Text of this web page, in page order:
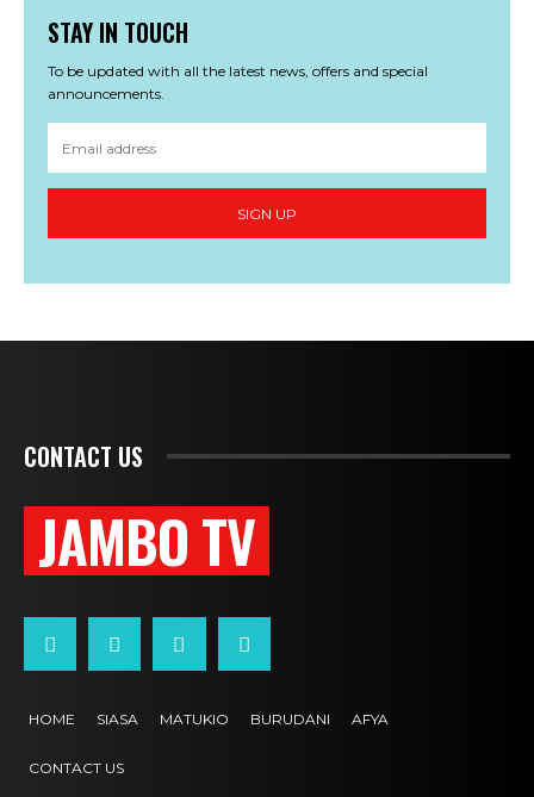
STAY IN TOUCH
To be updated with all the latest news, offers and special
announcements.
SIGN UP
CONTACT US
JAMBO TV
HOME SIASA MATUKIO BURUDANI AFYA
CONTACT US